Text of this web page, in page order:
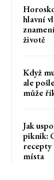
hlavní
životě
Když
ale
může
Jak
piknik:
recepty
místa